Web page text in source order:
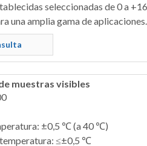
seleccionadas de 0 a
una amplia gama de aplicaciones.
muestras visibles
±0,5 ℃ (a 40 ℃)
≤±0,5 ℃